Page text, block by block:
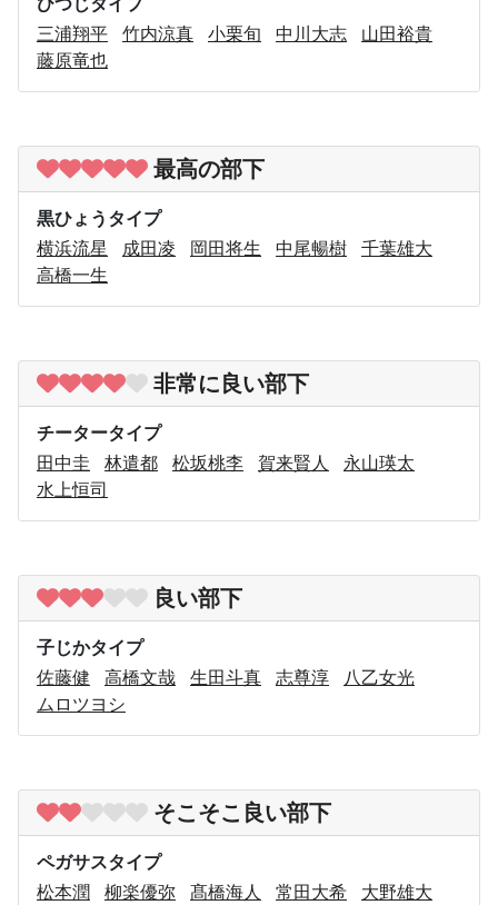
三浦翔平
竹内涼真 小栗旬 中川大志
山田裕貴
藤原竜也
最高の部下
黒ひょうタイプ
横浜流星
成田凌 岡田将生 中尾暢樹
千葉雄大
高橋一生
非常に良い部下
チータータイプ
田中圭
林遣都 松坂桃李 賀来賢人
永山瑛太
水上恒司
良い部下
子じかタイプ
佐藤健
高橋文哉 生田斗真 志尊淳
八乙女光
ムロツヨシ
そこそこ良い部下
ペガサスタイプ
松本潤
柳楽優弥 髙橋海人 常田大希 大野雄大